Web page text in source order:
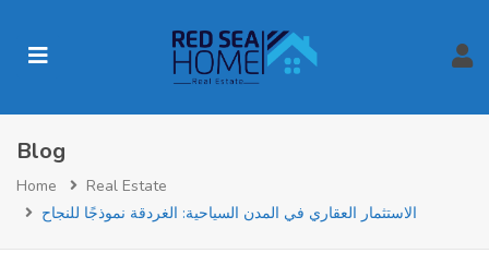
Blog
Home
Real Estate
الاستثمار العقاري في المدن السياحية: الغردقة نموذجًا للنجاح